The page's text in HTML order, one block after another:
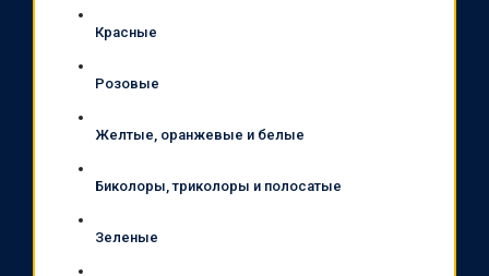
Красные
Розовые
Желтые, оранжевые и белые
Биколоры, триколоры и полосатые
Зеленые